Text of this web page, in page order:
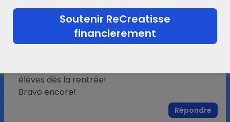
Mme Folyotdit :
5 août 2014 à 15 h 59 min
élèves dès la rentrée!
Bravo encore!
Répondre
Soutenir ReCreatisse
financierement